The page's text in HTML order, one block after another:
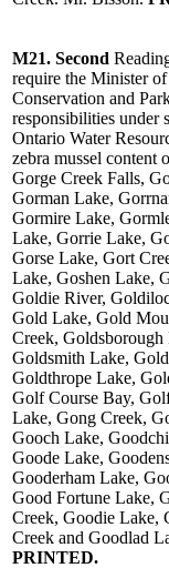
M21. Second
require the Minister
Conservation and
responsibilities under
Ontario Water
zebra mussel content
Gorge Creek Falls,
Gorman Lake,
Gormire Lake,
Lake, Gorrie Lake,
Gorse Lake, Gort
Lake, Goshen Lake,
Goldie River,
Gold Lake, Gold
Creek, Goldsborough
Goldsmith Lake,
Goldthrope Lake,
Golf Course Bay,
Lake, Gong Creek,
Gooch Lake,
Goode Lake,
Gooderham Lake,
Good Fortune Lake,
Creek, Goodie Lake,
Creek and Goodlad
PRINTED.